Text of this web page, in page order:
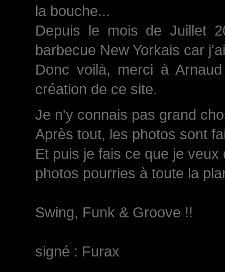
la bouche...
Depuis le mois de Juillet
barbecue New Yorkais car
Donc voilà, merci à
création de ce site.
Je n'y connais pas grand
Après tout, les photos sont
Et puis je fais ce que je
photos pourries à toute la
Swing, Funk & Groove !!
signé : Furax